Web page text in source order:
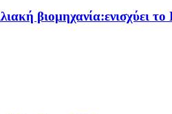
βιομηχανία:ενισχύει